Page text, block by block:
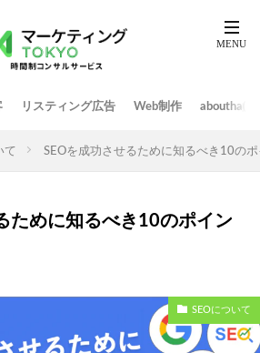
リスティング広告 Web制作 aboutha(
て SEOを成功させるために知るべき10の
ために知るべき10のポイン
SEOについて